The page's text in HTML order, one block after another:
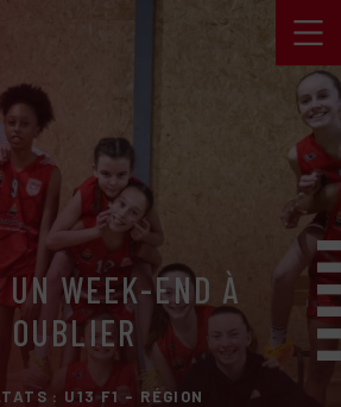
UN WEEK-END À
OUBLIER
: U13 F1 - RÉGION